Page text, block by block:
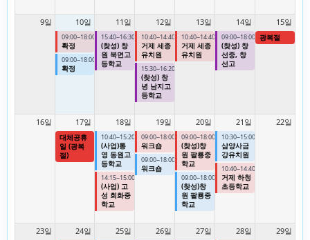
9일 10일
09:00~18:00
확정
09:00~18:00
확정
11일
15:40~16:30
(찾성) 창
원 북면고
등학교
12일
10:40~14:40
거제 세종
유치원
15:30~16:20
(찾성) 창
녕 남지고
등학교
13일
10:40~14:40
거제 세종
유치원
14일
09:00~18:00
(찾성) 창
선중, 창
선고
15일
광복절
16일 17일
대체공휴
일 (광복
절)
18일
10:40~15:20
(사업)통
영 동원고
등학교
14:15~15:00
(사업) 고
성 회화중
학교
19일
09:00~18:00
워크숍
09:00~18:00
워크숍
20일
09:00~18:00
(찾성)창
원 팔룡중
학교
09:00~18:00
(찾성)창
원 팔룡중
학교
21일
10:30~15:00
삼양사금
강유치원
10:40~14:40
거제 하청
초등학교
22일
23일 24일 25일 26일 27일 28일 29일